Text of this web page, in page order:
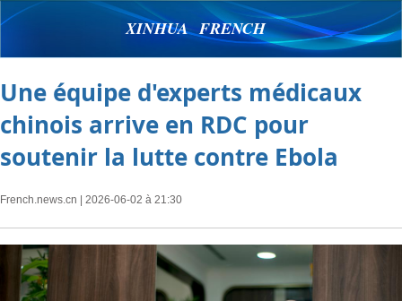
XINHUA FRENCH
Une équipe d'experts médicaux
chinois arrive en RDC pour
soutenir la lutte contre Ebola
French.news.cn | 2026-06-02 à 21:30